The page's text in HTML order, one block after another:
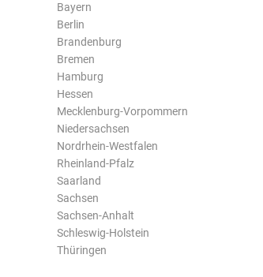
Bayern
Berlin
Brandenburg
Bremen
Hamburg
Hessen
Mecklenburg-Vorpommern
Niedersachsen
Nordrhein-Westfalen
Rheinland-Pfalz
Saarland
Sachsen
Sachsen-Anhalt
Schleswig-Holstein
Thüringen